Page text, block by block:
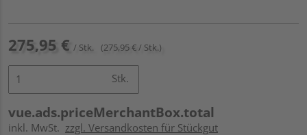
275,95 € / Stk. (275,95 € / Stk.)
Stk.
vue.ads.priceMerchantBox.total
inkl. MwSt. zzgl. Versandkosten für Stückgut